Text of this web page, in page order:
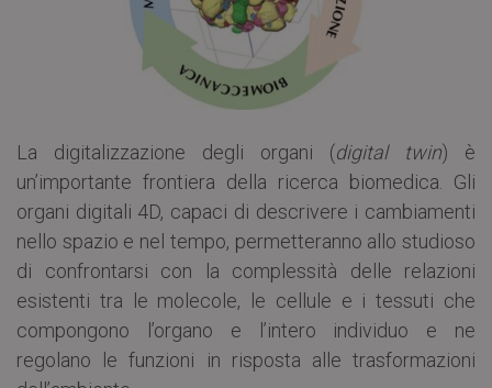
La digitalizzazione degli organi (digital twin) è
un’importante frontiera della ricerca biomedica. Gli
organi digitali 4D, capaci di descrivere i cambiamenti
nello spazio e nel tempo, permetteranno allo studioso
di confrontarsi con la complessità delle relazioni
esistenti tra le molecole, le cellule e i tessuti che
compongono l’organo e l’intero individuo e ne
regolano le funzioni in risposta alle trasformazioni